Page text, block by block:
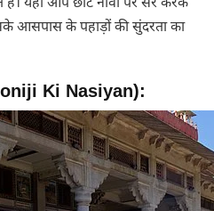
यहां आप छोटे नावों पर सैर करके
के पहाड़ों की सुंदरता का
Ki Nasiyan):